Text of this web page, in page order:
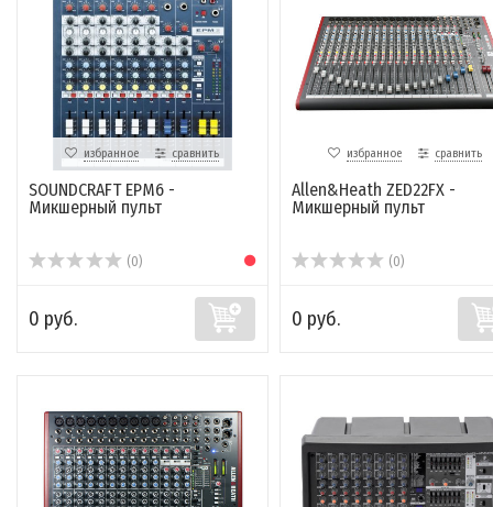
избранное сравнить
SOUNDCRAFT EPM6 -
Микшерный пульт
(0)
0 руб.
избранное сравнить
Allen&Heath ZED22FX -
Микшерный пульт
(0)
0 руб.